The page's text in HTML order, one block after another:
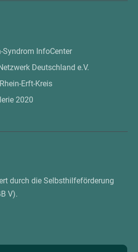
Syndrom InfoCenter
Deutschland e.V.
Erft-Kreis
2020
durch die Selbsthilfeförderung
V).